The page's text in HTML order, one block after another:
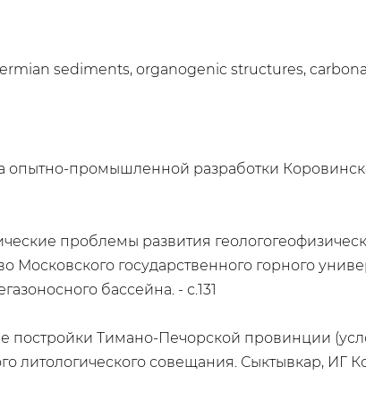
sediments, organogenic structures,
опытно-промышленной разработки
проблемы развития
Московского государственного горного
бассейна. - с.131
постройки Тимано-Печорской провинции
литологического совещания. Сыктывкар, ИГ